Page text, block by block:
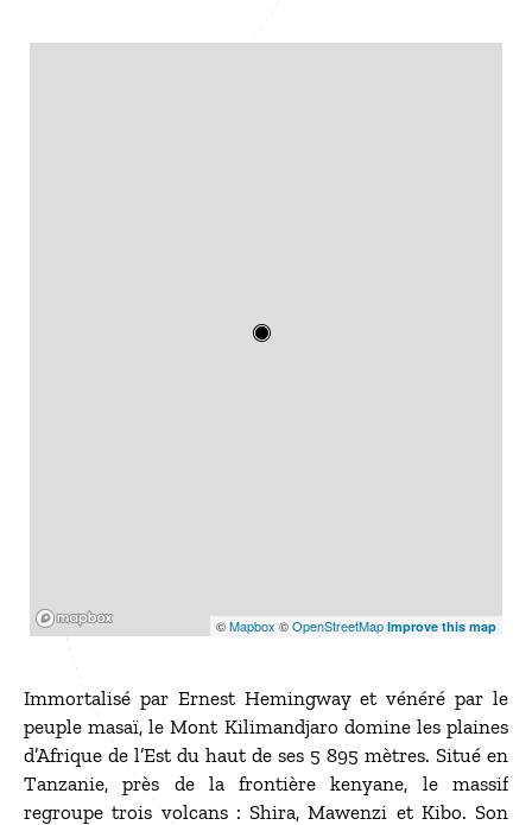
©Mapbox ©OpenStreetMap Improve this map
Immortalisé par Ernest Hemingway et vénéré par le
peuple masaï, le Mont Kilimandjaro domine les plaines
d’Afrique de l’Est du haut de ses 5 895 mètres. Situé en
Tanzanie, près de la frontière kenyane, le massif
regroupe trois volcans : Shira, Mawenzi et Kibo. Son